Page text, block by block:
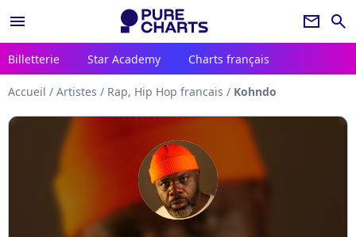
menu newsletter search
Billetterie Star Academy Charts français
Accueil / Artistes / Rap, Hip Hop francais / Kohndo